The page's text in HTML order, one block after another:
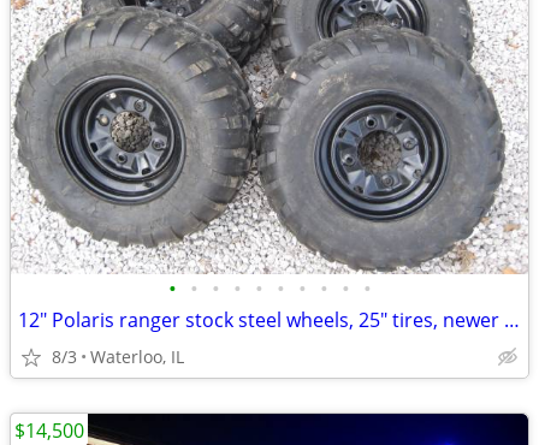
• • • • • • • • • •
12" Polaris ranger stock steel wheels, 25" tires, newer 12mm lug studs
8/3 Waterloo, IL
$14,500